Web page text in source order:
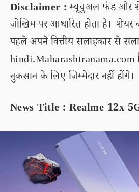
Disclaimer :म्यूचुअल फंड और
जोखिम पर आधारित होता है। शेयर
पहले अपने वित्तीय सलाहकार से
hindi.Maharashtranama.com
नुकसान के लिए जिम्मेदार नहीं होंगे।
News Title : Realme 12x